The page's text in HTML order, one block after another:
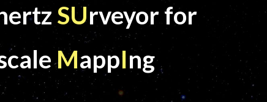
SUrveyor for
MappIng